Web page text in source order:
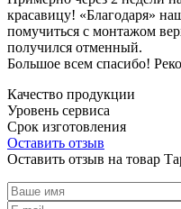
красавицу! «Благодаря»
помучиться с монтажом
получился отменный.
Большое всем спасибо!
Качество продукции
Уровень сервиса
Срок изготовления
Оставить отзыв
Оставить отзыв на товар